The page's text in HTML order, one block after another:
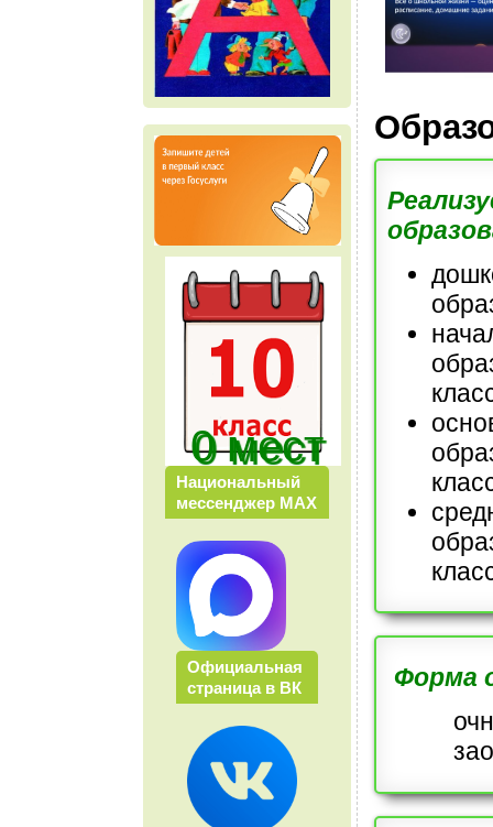
0 мест
Национальный
мессенджер МАХ
Официальная
страница в ВК
Форма